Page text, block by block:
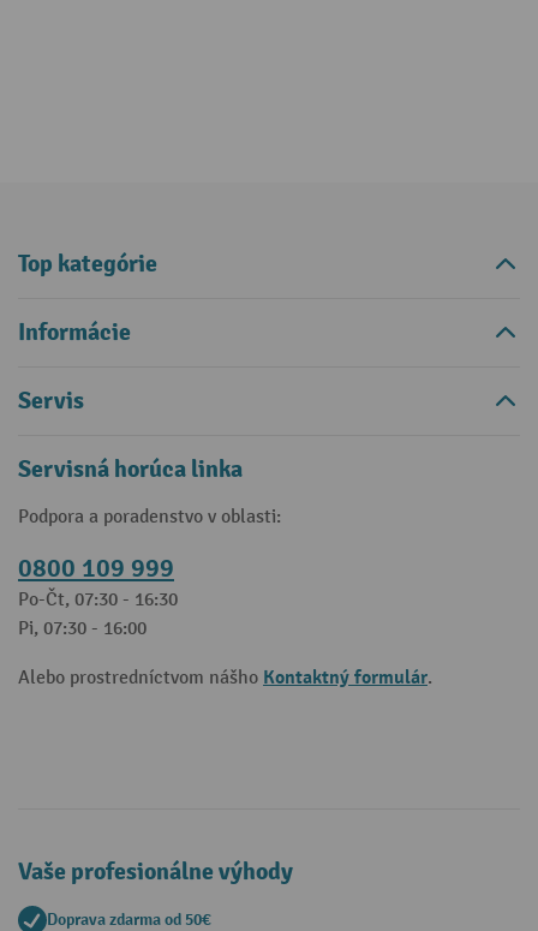
Top kategórie
Informácie
Servis
Servisná horúca linka
Podpora a poradenstvo v oblasti:
0800 109 999
Po-Čt, 07:30 - 16:30
Pi, 07:30 - 16:00
Alebo prostredníctvom nášho Kontaktný formulár.
Vaše profesionálne výhody
Doprava zdarma od 50€